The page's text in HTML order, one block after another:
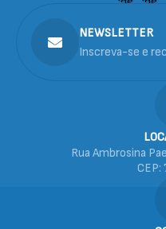
Rua Ambrosina
NEWSLETTER
Inscreva-se e